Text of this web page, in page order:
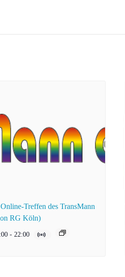
Treffen des TransMann
RG Köln)
- 22:00